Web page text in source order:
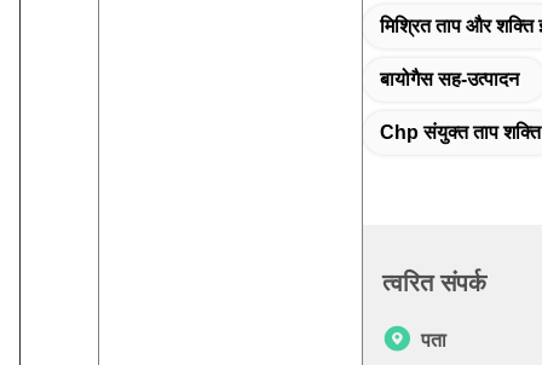
मिश्रित ताप और शक्ति
बायोगैस सह-उत्पादन
Chp संयुक्त ताप शक्ति
त्वरित संपर्क
पता